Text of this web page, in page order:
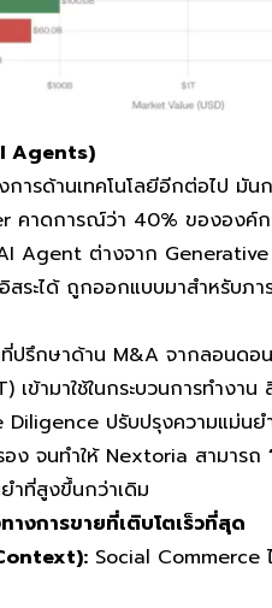
Agents)
ารด้านเทคโนโลยีอีกต่อไป มัน
คาดการณ์ว่า 40% ขององค์ก
Agent ต่างจาก
ะได้ ถูกออกแบบมาสำหรับภาร
ปรึกษาด้าน M&A จากลอนด
เข้ามาใช้ในกระบวนการทำงาน
ปรับปรุงความแม่นย
อง จนทำให้ Nextoria สามารถ
ำที่สูงขึ้นกว่าเดิม
งการขายที่เติบโตเร็วที่สุด
Social Commerce